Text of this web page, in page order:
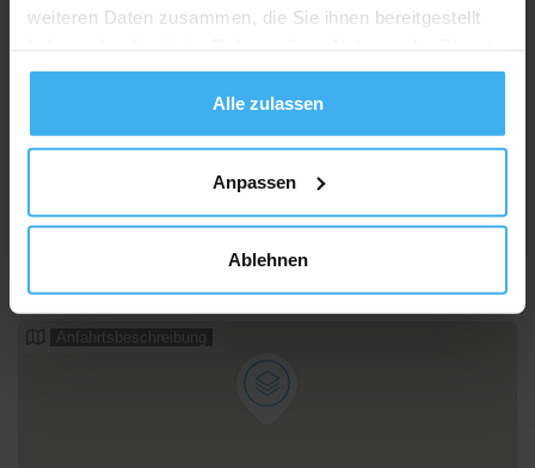
weiteren Daten zusammen, die Sie ihnen bereitgestellt
gesammelt haben.
Alle zulassen
Anpassen
Ablehnen
Anfahrtsbeschreibung